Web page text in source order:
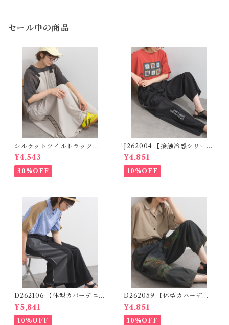
セール中の商品
シルケットツイルトラックジ
ャンパースカート K52076
【restock】 (残りわずか)
¥4,543
30%OFF
J262004 【接触冷感シリー
ズ】 ツイルワーク風ロゴパン
ツ / Cool Touch Twill Work
Logo Pants (残りわずか)
¥4,851
10%OFF
D262106 【体型カバーデニム
シリーズ】 デニム切替ワイド
パンツ / Denim Panel Wide
Pants (残りわずか)
¥5,841
10%OFF
D262059 【体型カバーデニ
ムシリーズ】 パッチワークロ
ゴデニムパンツ / Patchwork
Logo Denim Pants
¥4,851
10%OFF